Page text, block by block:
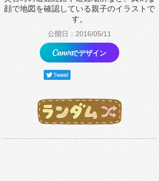
顔で地図を確認している親子のイラストで
す。
公開日：2016/05/11
でデザイン